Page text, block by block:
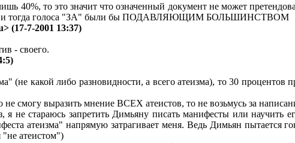
40%, то это значит что означенный документ не может
и тогда голоса "ЗА" были бы ПОДАВЛЯЮЩИМ БОЛЬШИНСТВОМ
> (17-7-2001 13:37)
- своего.
(не какой либо разновидности, а всего атеизма), то 30 процентов
смогу выразить мнение ВСЕХ атеистов, то не возьмусь за
не стараюсь запретить Димьяну писать манифесты или
атеизма" напрямую затрагивает меня. Ведь Димьян пытается
атеистом")